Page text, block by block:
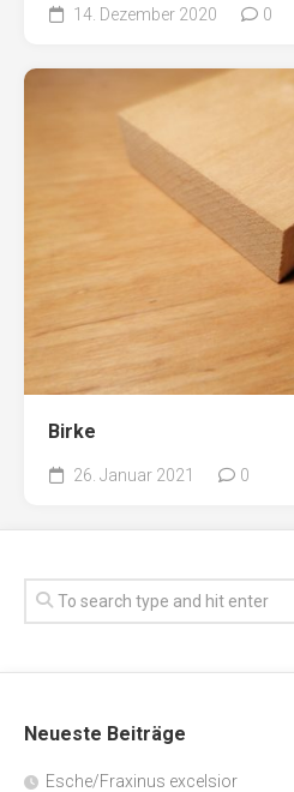
14. Dezember 2020 0
Birke
26. Januar 2021 0
Neueste Beiträge
Esche/Fraxinus excelsior